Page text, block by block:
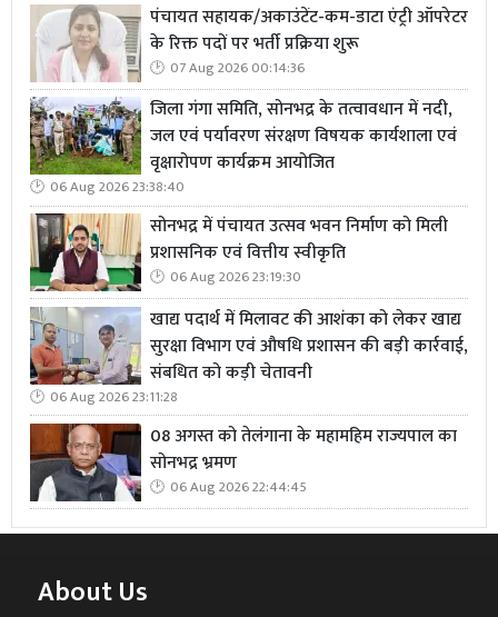
पंचायत सहायक/अकाउंटेंट-कम-डाटा एंट्री ऑपरेटर
के रिक्त पदों पर भर्ती प्रक्रिया शुरू
07 Aug 2026 00:14:36
जिला गंगा समिति, सोनभद्र के तत्वावधान में नदी,
जल एवं पर्यावरण संरक्षण विषयक कार्यशाला एवं
वृक्षारोपण कार्यक्रम आयोजित
06 Aug 2026 23:38:40
सोनभद्र में पंचायत उत्सव भवन निर्माण को मिली
प्रशासनिक एवं वित्तीय स्वीकृति
06 Aug 2026 23:19:30
खाद्य पदार्थ में मिलावट की आशंका को लेकर खाद्य
सुरक्षा विभाग एवं औषधि प्रशासन की बड़ी कार्रवाई,
संबधित को कड़ी चेतावनी
06 Aug 2026 23:11:28
08 अगस्त को तेलंगाना के महामहिम राज्यपाल का
सोनभद्र भ्रमण
06 Aug 2026 22:44:45
About Us